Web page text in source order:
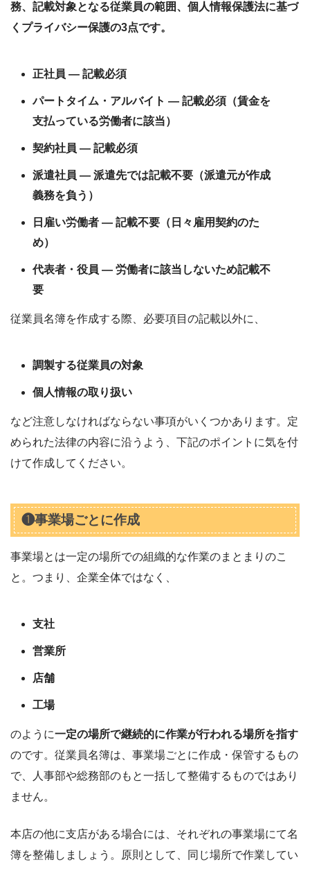
務、記載対象となる従業員の範囲、個人情報保護法に基づ
くプライバシー保護の3点です。
正社員 — 記載必須
パートタイム・アルバイト — 記載必須（賃金を
支払っている労働者に該当）
契約社員 — 記載必須
派遣社員 — 派遣先では記載不要（派遣元が作成
義務を負う）
日雇い労働者 — 記載不要（日々雇用契約のた
め）
代表者・役員 — 労働者に該当しないため記載不
要
従業員名簿を作成する際、必要項目の記載以外に、
調製する従業員の対象
個人情報の取り扱い
など注意しなければならない事項がいくつかあります。定
められた法律の内容に沿うよう、下記のポイントに気を付
けて作成してください。
❶事業場ごとに作成
事業場とは一定の場所での組織的な作業のまとまりのこ
と。つまり、企業全体ではなく、
支社
営業所
店舗
工場
のように一定の場所で継続的に作業が行われる場所を指す
のです。従業員名簿は、事業場ごとに作成・保管するもの
で、人事部や総務部のもと一括して整備するものではあり
ません。
本店の他に支店がある場合には、それぞれの事業場にて名
簿を整備しましょう。原則として、同じ場所で作業してい